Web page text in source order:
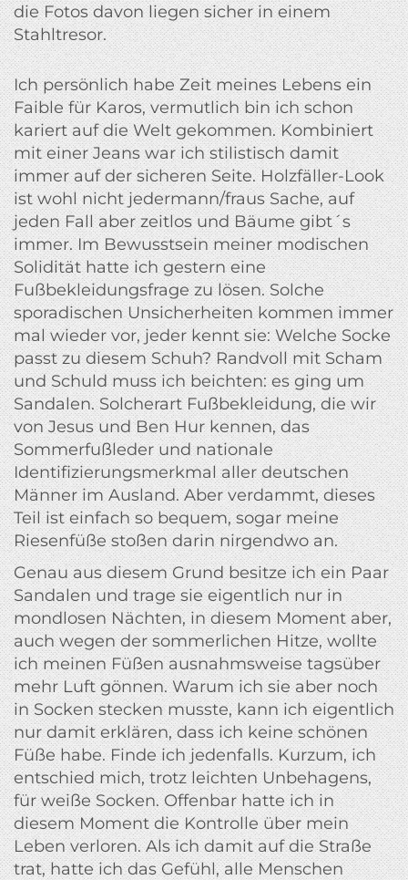
die Fotos davon liegen sicher in einem
Stahltresor.
Ich persönlich habe Zeit meines Lebens ein
Faible für Karos, vermutlich bin ich schon
kariert auf die Welt gekommen. Kombiniert
mit einer Jeans war ich stilistisch damit
immer auf der sicheren Seite. Holzfäller-Look
ist wohl nicht jedermann/fraus Sache, auf
jeden Fall aber zeitlos und Bäume gibt´s
immer. Im Bewusstsein meiner modischen
Solidität hatte ich gestern eine
Fußbekleidungsfrage zu lösen. Solche
sporadischen Unsicherheiten kommen immer
mal wieder vor, jeder kennt sie: Welche Socke
passt zu diesem Schuh? Randvoll mit Scham
und Schuld muss ich beichten: es ging um
Sandalen. Solcherart Fußbekleidung, die wir
von Jesus und Ben Hur kennen, das
Sommerfußleder und nationale
Identifizierungsmerkmal aller deutschen
Männer im Ausland. Aber verdammt, dieses
Teil ist einfach so bequem, sogar meine
Riesenfüße stoßen darin nirgendwo an.
Genau aus diesem Grund besitze ich ein Paar
Sandalen und trage sie eigentlich nur in
mondlosen Nächten, in diesem Moment aber,
auch wegen der sommerlichen Hitze, wollte
ich meinen Füßen ausnahmsweise tagsüber
mehr Luft gönnen. Warum ich sie aber noch
in Socken stecken musste, kann ich eigentlich
nur damit erklären, dass ich keine schönen
Füße habe. Finde ich jedenfalls. Kurzum, ich
entschied mich, trotz leichten Unbehagens,
für weiße Socken. Offenbar hatte ich in
diesem Moment die Kontrolle über mein
Leben verloren. Als ich damit auf die Straße
trat, hatte ich das Gefühl, alle Menschen